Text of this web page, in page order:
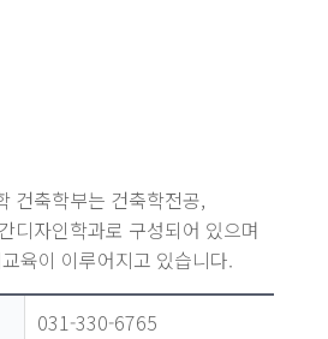
건축학부는 건축학전공,
디자인학과로 구성되어 있으며
육이 이루어지고 있습니다.
031-330-6765